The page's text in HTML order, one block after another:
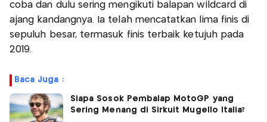
coba dan dulu sering mengikuti balapan wildcard di
ajang kandangnya. Ia telah mencatatkan lima finis di
sepuluh besar, termasuk finis terbaik ketujuh pada
2019.
Baca Juga :
Siapa Sosok Pembalap MotoGP yang
Sering Menang di Sirkuit Mugello Italia?